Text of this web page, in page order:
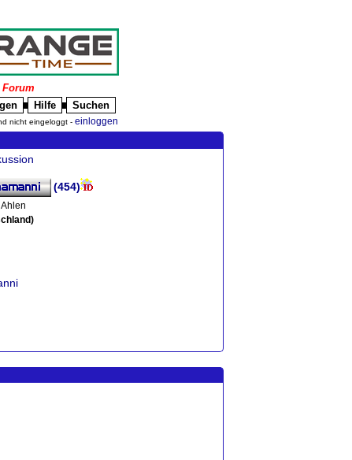
Forum
Hilfe Suchen
nicht eingeloggt - einloggen
(454)